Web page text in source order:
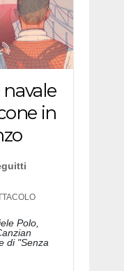
in
Polo,
di "Senza